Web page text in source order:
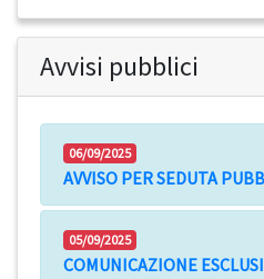
Avvisi pubblici
06/09/2025
AVVISO PER SEDUTA
05/09/2025
COMUNICAZIONE